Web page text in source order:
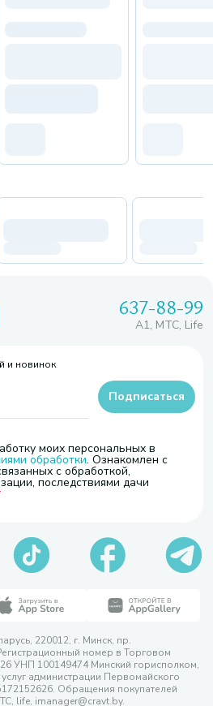
637-88-99
A1, МТС, Life
и новинок
моих персональных в
обработки. Ознакомлен с
с обработкой,
последствиями дачи
Подписаться
220012, г. Минск, пр.
номер в Торговом
УНП 100149474 Минский горисполком,
администрации Первомайского
Обращения покупателей
life, imanager@cravt.by.